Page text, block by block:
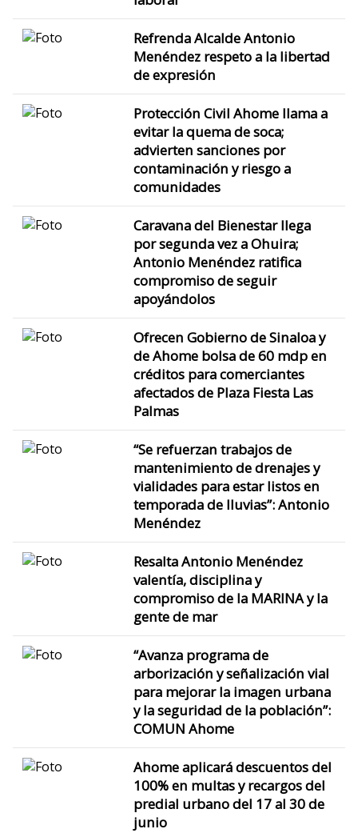
Refrenda Alcalde Antonio
Menéndez respeto a la libertad
de expresión
Protección Civil Ahome llama a
evitar la quema de soca;
advierten sanciones por
contaminación y riesgo a
comunidades
Caravana del Bienestar llega
por segunda vez a Ohuira;
Antonio Menéndez ratifica
compromiso de seguir
apoyándolos
Ofrecen Gobierno de Sinaloa y
de Ahome bolsa de 60 mdp en
créditos para comerciantes
afectados de Plaza Fiesta Las
Palmas
“Se refuerzan trabajos de
mantenimiento de drenajes y
vialidades para estar listos en
temporada de lluvias”: Antonio
Menéndez
Resalta Antonio Menéndez
valentía, disciplina y
compromiso de la MARINA y la
gente de mar
“Avanza programa de
arborización y señalización vial
para mejorar la imagen urbana
y la seguridad de la población”:
COMUN Ahome
Ahome aplicará descuentos del
100% en multas y recargos del
predial urbano del 17 al 30 de
junio